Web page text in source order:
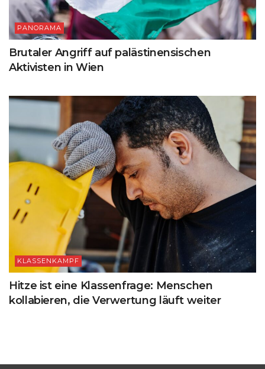
PANORAMA
Brutaler Angriff auf palästinensischen
Aktivisten in Wien
KLASSENKAMPF
Hitze ist eine Klassenfrage: Menschen
kollabieren, die Verwertung läuft weiter